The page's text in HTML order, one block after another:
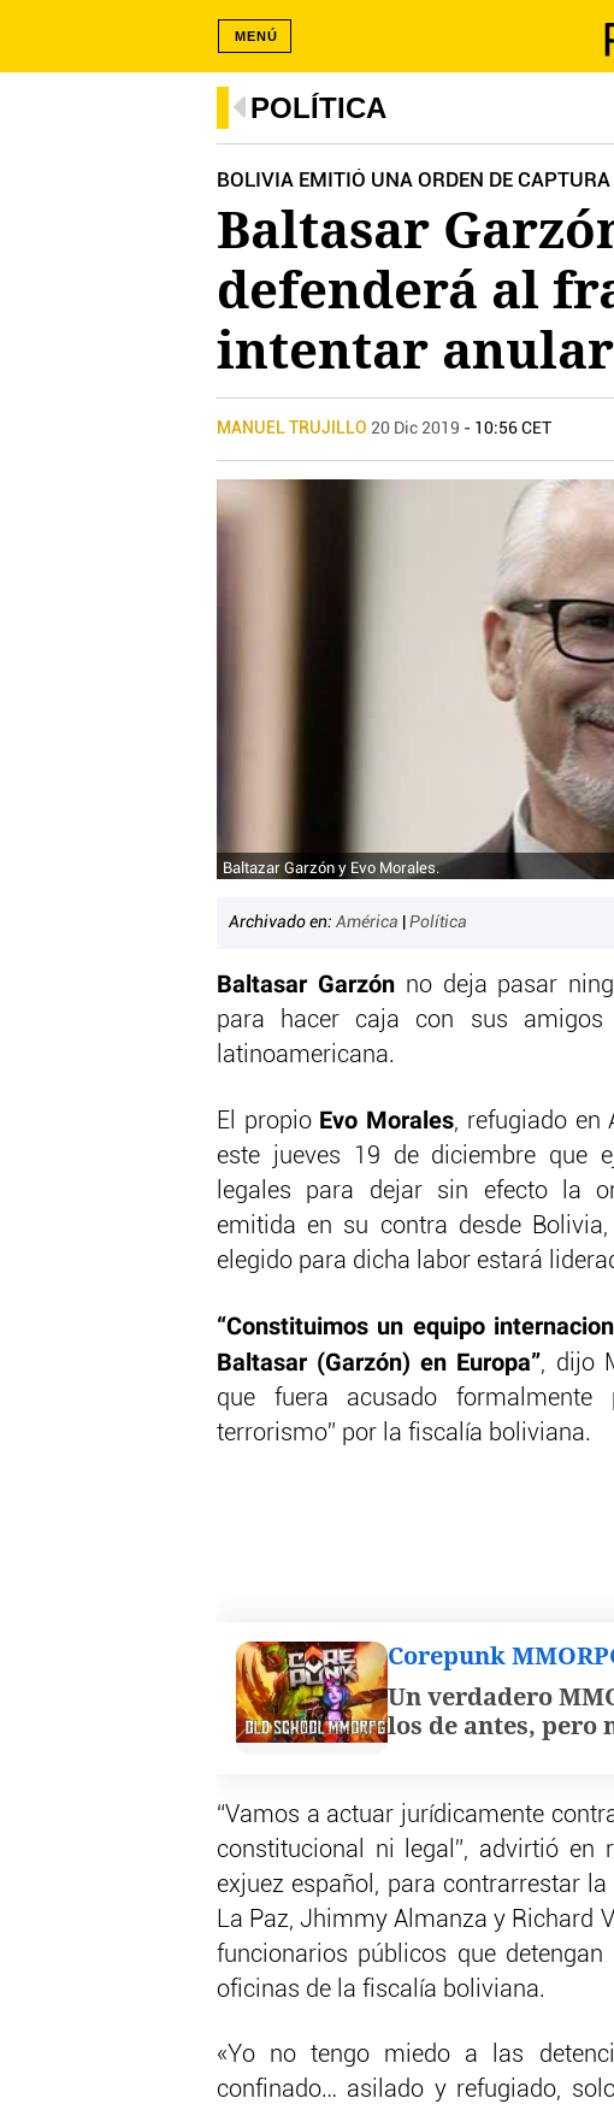
MENÚ
POLÍTICA
BOLIVIA EMITIÓ UNA ORDEN DE
Baltasar
defenderá al
intentar
MANUEL TRUJILLO 20 Dic 2019 - 10:56 CET
Baltazar Garzón y Evo Morales.
Archivado en: América Política
Baltasar Garzónno deja pasar
para hacer caja con sus amigos
latinoamericana.
El propio Evo Morales, refugiado en
este jueves 19 de diciembre que
legales para dejar sin efecto la
emitida en su contra desde
elegido para dicha labor estará
“Constituimos un equipo
Baltasar (Garzón) en Europa”, dijo
que fuera acusado formalmente
terrorismo” por la fiscalía boliviana.
Corepunk
Un verdadero
los de antes, pero
“Vamos a actuar jurídicamente
constitucional ni legal”, advirtió en
exjuez español, para contrarrestar
La Paz, Jhimmy Almanza y Richard
funcionarios públicos que
oficinas de la fiscalía boliviana.
«Yo no tengo miedo a las
confinado… asilado y refugiado,